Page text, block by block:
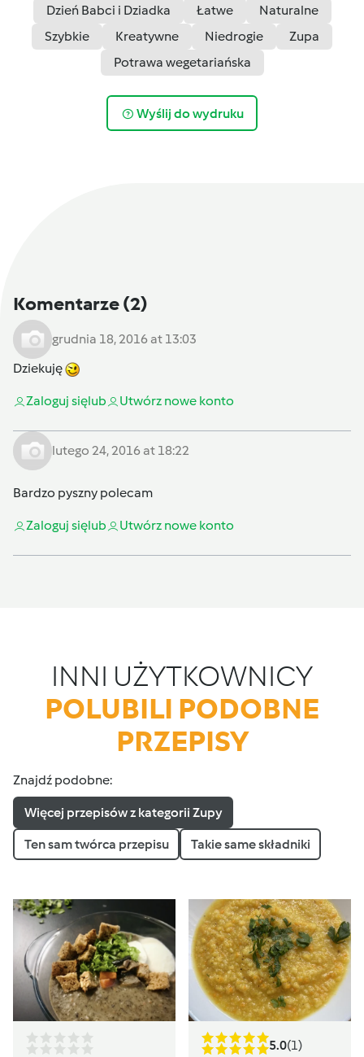
Dzień Babci i Dziadka
Łatwe
Naturalne
Szybkie
Kreatywne Niedrogie
Zupa
Potrawa wegetariańska
Wyślij do wydruku
Komentarze(2)
grudnia 18, 2016 at 13:03
Dziekuję
Zaloguj sięlub Utwórz nowe konto
lutego 24, 2016 at 18:22
Bardzo pyszny polecam
Zaloguj sięlub Utwórz nowe konto
INNI UŻYTKOWNICY
POLUBILI PODOBNE
PRZEPISY
Znajdź podobne:
Więcej przepisów z kategorii Zupy
Ten sam twórca przepisu Takie same składniki
5.0(1)